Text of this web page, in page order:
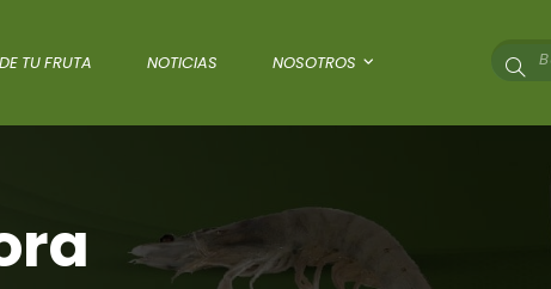
TU FRUTA NOTICIAS NOSOTROS